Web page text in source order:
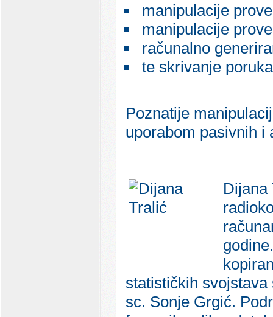
manipulacije
manipulacije
računalno
te skrivanje
Poznatije
uporabom pasivnih i
Dijana
statističkih svojstava
sc. Sonje Grgić.